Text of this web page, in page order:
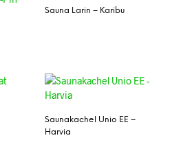
Sauna Larin – Karibu
Saunakachel Unio EE –
Harvia